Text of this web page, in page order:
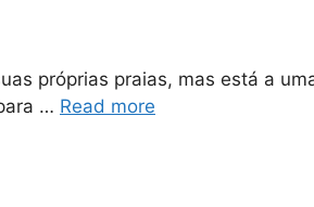
próprias praias, mas está a
… Read more